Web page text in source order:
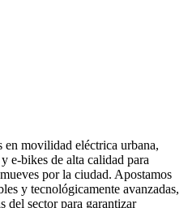
en movilidad eléctrica urbana,
e-bikes de alta calidad para
por la ciudad. Apostamos
y tecnológicamente avanzadas,
del sector para garantizar